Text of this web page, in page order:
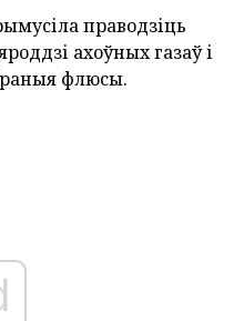
праводзіць
ахоўных газаў і
флюсы.